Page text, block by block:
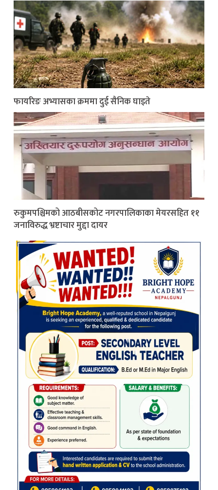
फायरिङ अभ्यासका क्रममा दुई सैनिक घाइते
रुकुमपश्चिमको आठबीसकोट नगरपालिकाका मेयरसहित ११
जनाविरुद्ध भ्रष्टाचार मुद्दा दायर